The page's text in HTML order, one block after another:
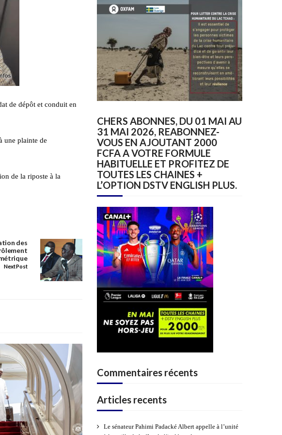
de dépôt et conduit en
une plainte de
de la riposte à la
des
Next Post
CHERS ABONNES, DU 01 MAI AU
31 MAI 2026, REABONNEZ-
VOUS EN AJOUTANT 2000
FCFA A VOTRE FORMULE
HABITUELLE ET PROFITEZ DE
TOUTES LES CHAINES +
L’OPTION DSTV ENGLISH PLUS.
Commentaires récents
Articles recents
Le sénateur Pahimi Padacké Albert appelle à l’unité